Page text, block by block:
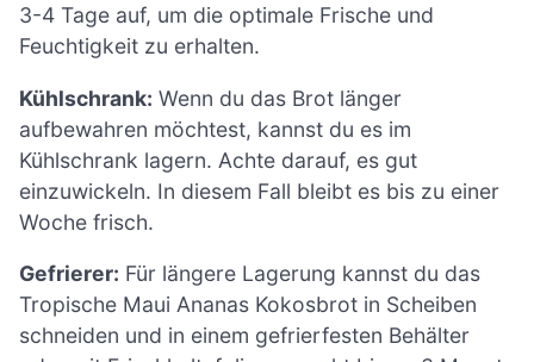
3-4 Tage auf, um die optimale Frische und
Feuchtigkeit zu erhalten.
Kühlschrank: Wenn du das Brot länger
aufbewahren möchtest, kannst du es im
Kühlschrank lagern. Achte darauf, es gut
einzuwickeln. In diesem Fall bleibt es bis zu einer
Woche frisch.
Gefrierer: Für längere Lagerung kannst du das
Tropische Maui Ananas Kokosbrot in Scheiben
schneiden und in einem gefrierfesten Behälter